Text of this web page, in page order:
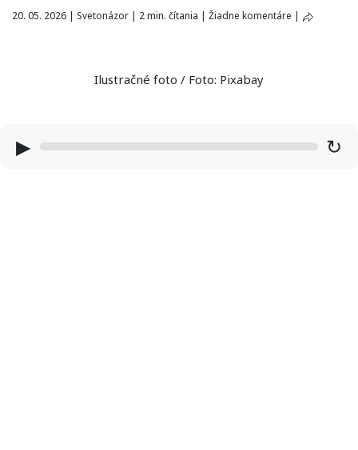
20. 05. 2026 | Svetonázor | 2 min. čítania | Žiadne komentáre |
Ilustračné foto / Foto: Pixabay
▶ ↻